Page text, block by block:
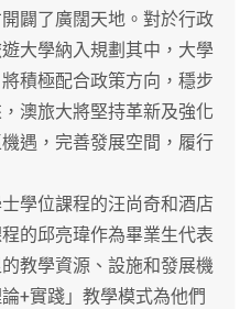
闢了廣闊天地。對於行政
大學納入規劃其中，大學
積極配合政策方向，穩步
澳旅大將堅持革新及強化
遇，完善發展空間，履行
位課程的汪尚奇和酒店
的邱亮瑋作為畢業生代表
教學資源、設施和發展機
+實踐」教學模式為他們